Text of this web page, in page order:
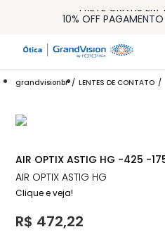
FRETE GRÁTIS
10% OFF PAGAMENTO
15% OFF NA PRIMEIRA COMPRA
32% OFF NO
grandvisionbr LENTES DE CONTATO
AIR OPTIX ASTIG HG -425 -
AIR OPTIX ASTIG HG
Clique e veja!
R$ 472,22